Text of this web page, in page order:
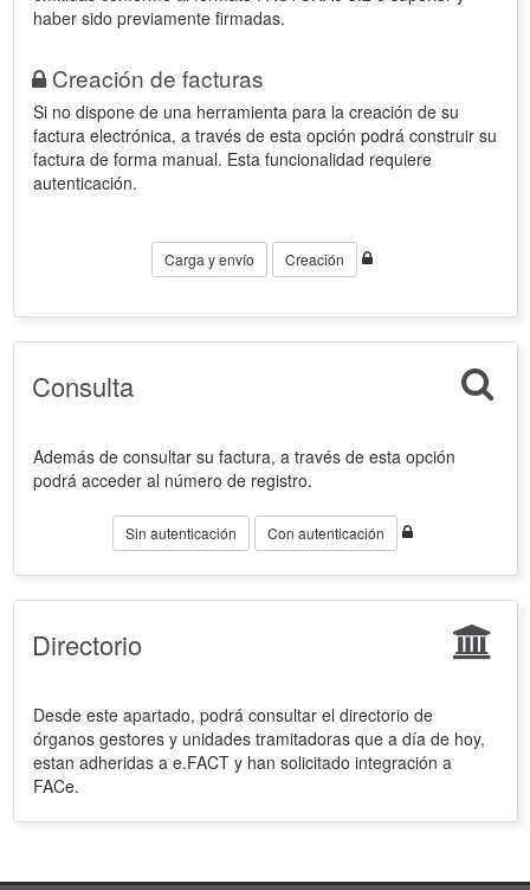
haber sido previamente firmadas.
Creación de facturas
Si no dispone de una herramienta para la creación de su
factura electrónica, a través de esta opción podrá construir su
factura de forma manual. Esta funcionalidad requiere
autenticación.
Carga y envío Creación
Consulta
Además de consultar su factura, a través de esta opción
podrá acceder al número de registro.
Sin autenticación Con autenticación
Directorio
Desde este apartado, podrá consultar el directorio de
órganos gestores y unidades tramitadoras que a día de hoy,
estan adheridas a e.FACT y han solicitado integración a
FACe.